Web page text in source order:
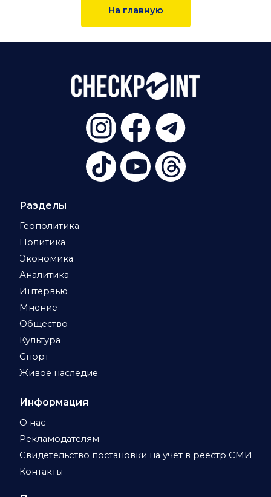
На главную
Разделы
Геополитика
Политика
Экономика
Аналитика
Интервью
Мнение
Общество
Культура
Спорт
Живое наследие
Информация
О нас
Рекламодателям
Свидетельство постановки на учет в реестр СМИ
Контакты